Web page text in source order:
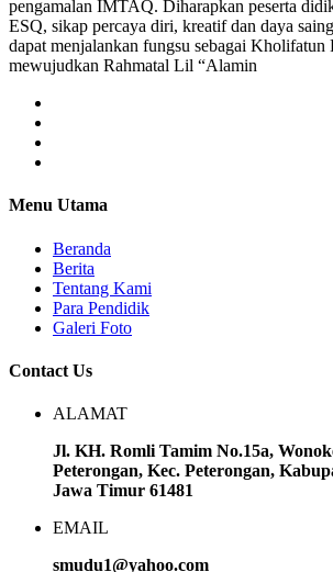
pengamalan IMTAQ. Diharapkan peserta
ESQ, sikap percaya diri, kreatif dan daya
dapat menjalankan fungsu sebagai
mewujudkan Rahmatal Lil “Alamin
Menu Utama
Beranda
Berita
Tentang Kami
Para Pendidik
Galeri Foto
Contact Us
ALAMAT
Jl. KH. Romli Tamim No.15a,
Peterongan, Kec. Peterongan,
Jawa Timur 61481
EMAIL
smudu1@yahoo.com